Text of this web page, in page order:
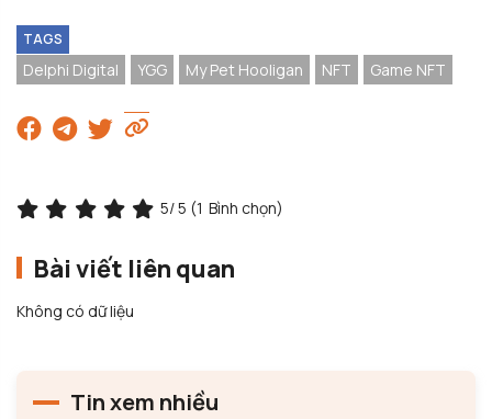
TAGS
Delphi Digital YGG My Pet Hooligan NFT Game NFT
5/ 5 (1 Bình chọn)
Bài viết liên quan
Không có dữ liệu
Tin xem nhiều